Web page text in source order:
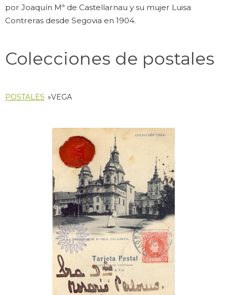
por Joaquín Mª de Castellarnau y su mujer Luisa
Contreras desde Segovia en 1904.
Colecciones de postales
POSTALES »VEGA